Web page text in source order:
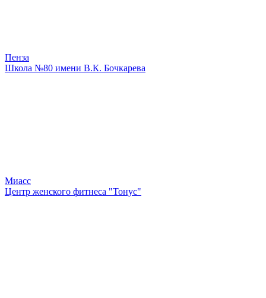
Пенза
Школа №80 имени В.К. Бочкарева
Миасс
Центр женского фитнеса "Тонус"